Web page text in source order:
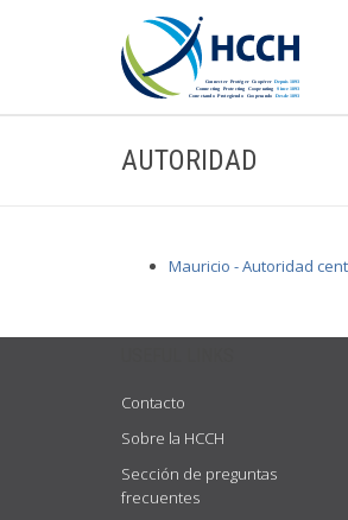
AUTORIDAD
Mauricio - Autoridad
Contacto
Sobre la HCCH
Sección de preguntas
frecuentes